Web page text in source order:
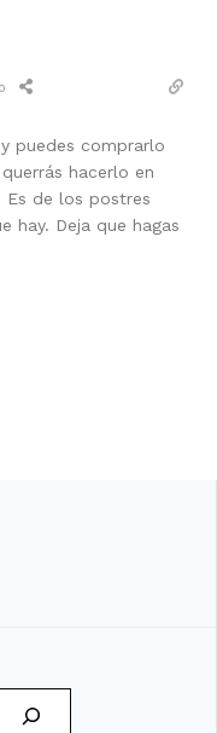
puedes comprarlo
hacerlo en
de los postres
hay. Deja que hagas